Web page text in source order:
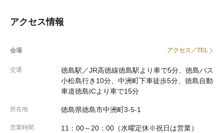
アクセス情報
会場 アクセス／TEL
交通
徳島駅／JR高徳線徳島駅より車で5分、徳島バス
小松島行き10分、中洲町下車徒歩5分、徳島自動
車道徳島ICより車で15分
所在地 徳島県徳島市中洲町3-5-1
営業時間 11：00～20：00（水曜定休※祝日は営業）